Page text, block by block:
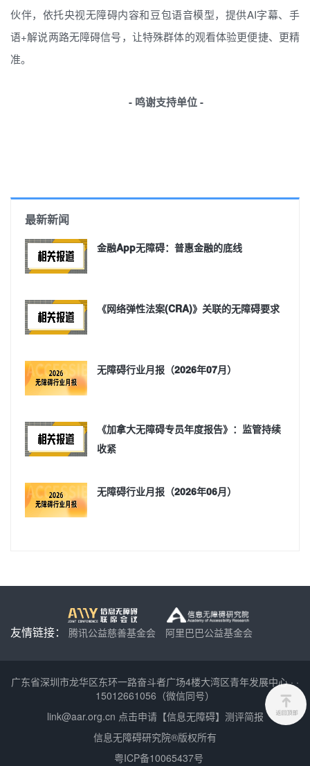
伙伴，依托央视无障碍内容和豆包语音模型，提供AI字幕、手
语+解说两路无障碍信号，让特殊群体的观看体验更便捷、更精
准。
- 鸣谢支持单位 -
最新新闻
金融App无障碍：普惠金融的底线
《网络弹性法案(CRA)》关联的无障碍要求
无障碍行业月报（2026年07月）
《加拿大无障碍专员年度报告》：监管持续
收紧
无障碍行业月报（2026年06月）
友情链接： 腾讯公益慈善基金会 阿里巴巴公益基金会
广东省深圳市龙华区东环一路奋斗者广场4楼大湾区青年发展中心· ·
15012661056（微信同号）
link@aar.org.cn 点击申请【信息无障碍】测评简报
信息无障碍研究院®版权所有
粤ICP备10065437号